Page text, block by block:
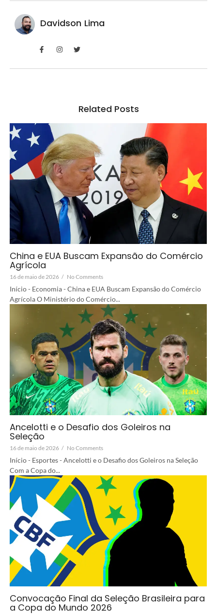
Davidson Lima
Related Posts
China e EUA Buscam Expansão do Comércio
Agrícola
16 de maio de 2026 / No Comments
Início - Economia - China e EUA Buscam Expansão do Comércio
Agrícola O Ministério do Comércio...
Ancelotti e o Desafio dos Goleiros na
Seleção
16 de maio de 2026 / No Comments
Início - Esportes - Ancelotti e o Desafio dos Goleiros na Seleção
Com a Copa do...
Convocação Final da Seleção Brasileira para
a Copa do Mundo 2026